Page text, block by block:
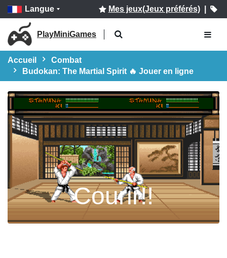
Langue Mes jeux(Jeux préférés)|
PlayMiniGames
Accueil
Combat
Budokan: The Martial Spirit 🔥 Jouer en ligne
Courir!!